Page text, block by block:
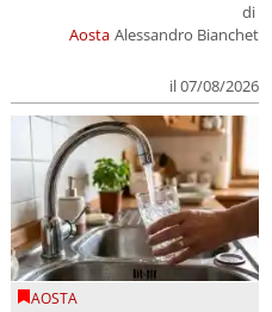
Aosta
di
Alessandro Bianchet
il 07/08/2026
AOSTA